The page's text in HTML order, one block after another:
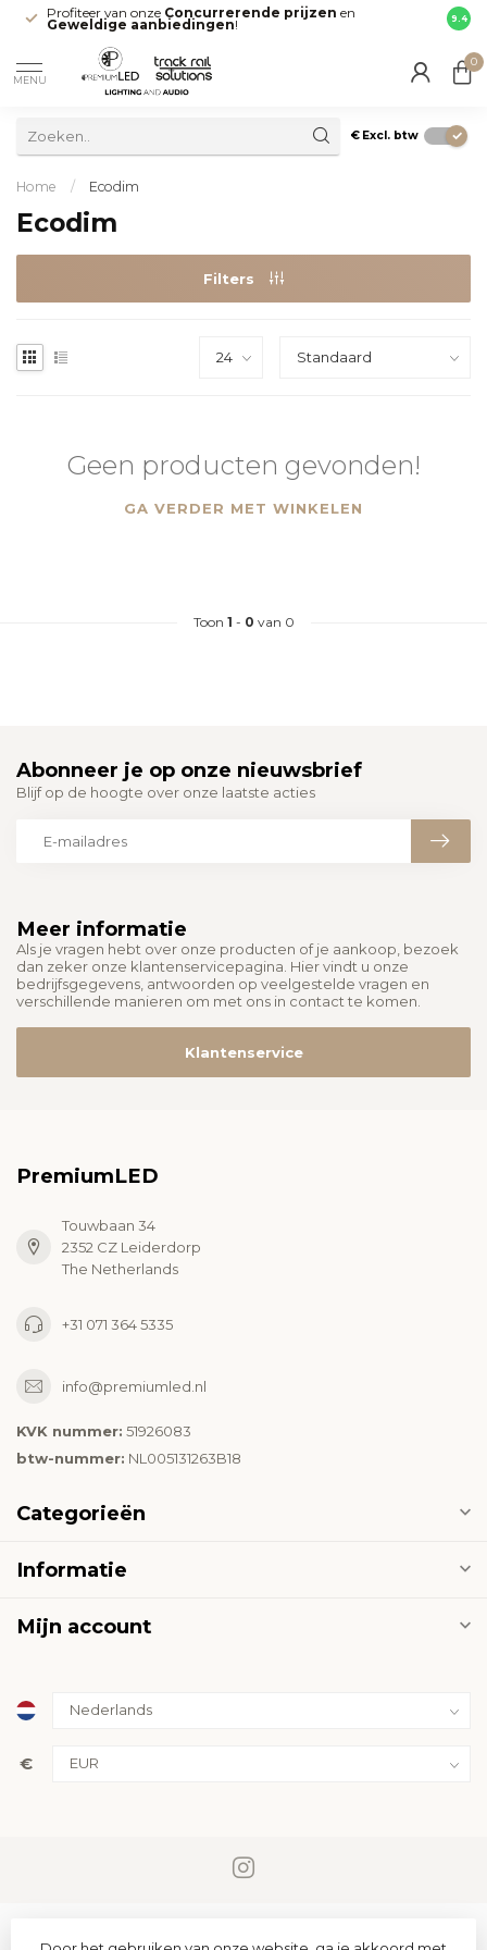
Profiteer van onze Concurrerende prijzen en
Geweldige aanbiedingen! direct
9.4
MENU
0
€ Excl. btw
Home / Ecodim
Ecodim
Filters
Geen producten gevonden!
GA VERDER MET WINKELEN
Toon 1 - 0 van 0
Meer informatie
Als je vragen hebt over onze producten of je aankoop, bezoek
dan zeker onze klantenservicepagina. Hier vindt u onze
bedrijfsgegevens, antwoorden op veelgestelde vragen en
verschillende manieren om met ons in contact te komen.
Klantenservice
Abonneer je op onze nieuwsbrief
Blijf op de hoogte over onze laatste acties
PremiumLED
Touwbaan 34
2352 CZ Leiderdorp
The Netherlands
+31 071 364 5335
info@premiumled.nl
KVK nummer: 51926083
btw-nummer: NL005131263B18
Categorieën
Informatie
Mijn account
€